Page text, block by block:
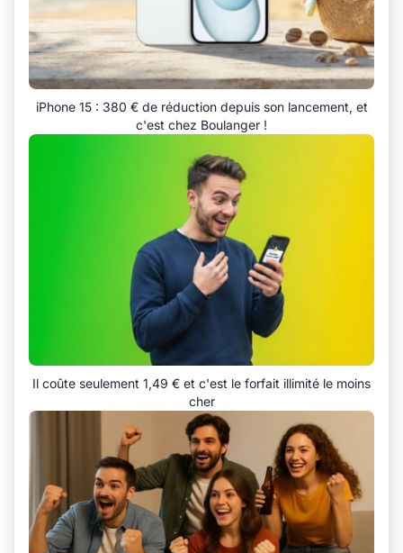
iPhone 15 : 380 € de réduction depuis son lancement, et
c'est chez Boulanger !
Il coûte seulement 1,49 € et c'est le forfait illimité le moins
cher